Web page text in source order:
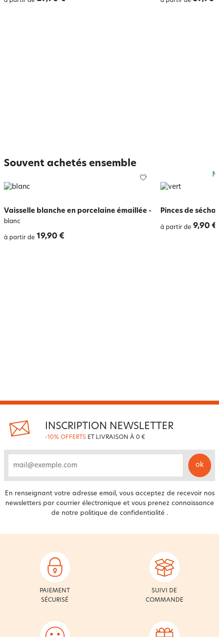
Souvent achetés ensemble
Vaisselle blanche en porcelaine émaillée -
blanc
à partir de 19,90 €
Pinces de
à partir de 9,90 €
INSCRIPTION NEWSLETTER
-10% OFFERTS ET LIVRAISON À 0 €
email
ok
En renseignant votre adresse email, vous acceptez de recevoir nos
newsletters par courrier électronique et vous prenez connaissance
de notre politique de confidentialité .
PAIEMENT
SÉCURISÉ
SUIVI DE
COMMANDE